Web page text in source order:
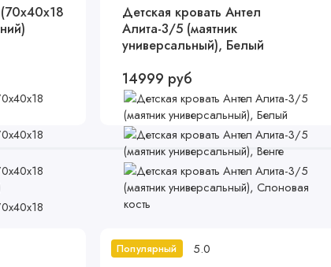
Детская кровать Антел
Алита-3/5 (маятник
универсальный), Белый
14999 руб
Популярный 5.0